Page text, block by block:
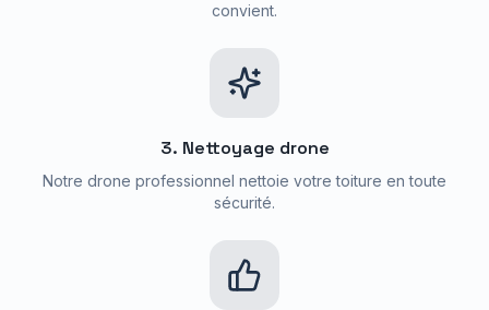
convient.
3. Nettoyage drone
Notre drone professionnel nettoie votre toiture en toute
sécurité.